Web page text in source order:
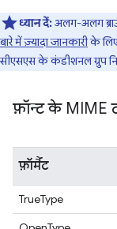
ध्यान दें:अलग-अलग
बारे में ज़्यादा जानकारीके
सीएसएस के कंडीशनल ग्रुप
फ़ॉन्ट के MIME
फ़ॉर्मैट
TrueType